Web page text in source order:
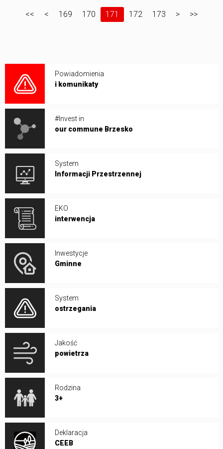
<< < 169 170 171 172 173 > >>
Powiadomienia
i komunikaty
#Invest in
our commune Brzesko
System
Informacji Przestrzennej
EKO
interwencja
Inwestycje
Gminne
System
ostrzegania
Jakość
powietrza
Rodzina
3+
Deklaracja
CEEB